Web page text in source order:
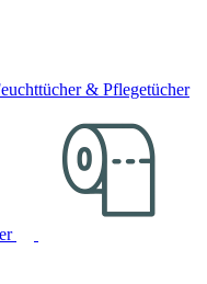
& Pflegetücher